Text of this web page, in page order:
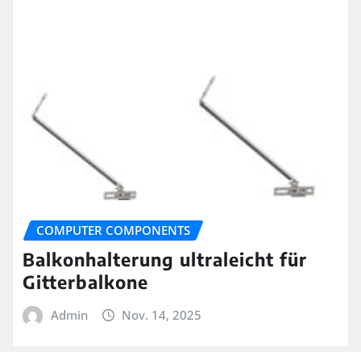
COMPUTER COMPONENTS
Balkonhalterung ultraleicht für
Gitterbalkone
Admin Nov. 14, 2025